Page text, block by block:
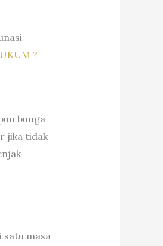
?
bunga
jika tidak
masa